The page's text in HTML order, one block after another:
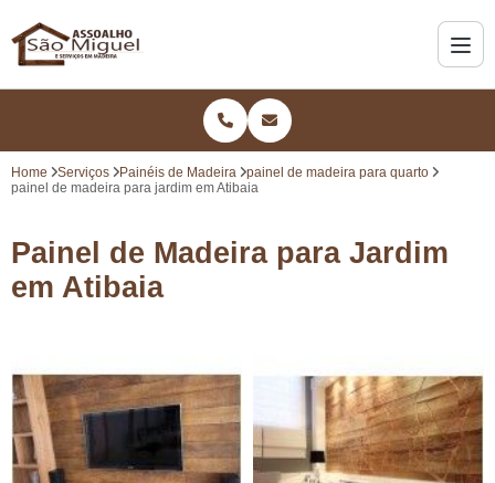
Home Serviços Painéis de Madeira
painel de madeira para quarto
painel de madeira para jardim em Atibaia
Painel de Madeira para Jardim
em Atibaia